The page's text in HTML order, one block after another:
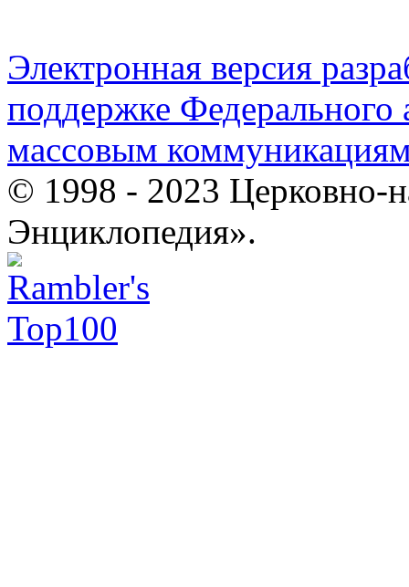
Электронная версия
поддержке Федерального
массовым
© 1998 - 2023 Церковно-
Энциклопедия».